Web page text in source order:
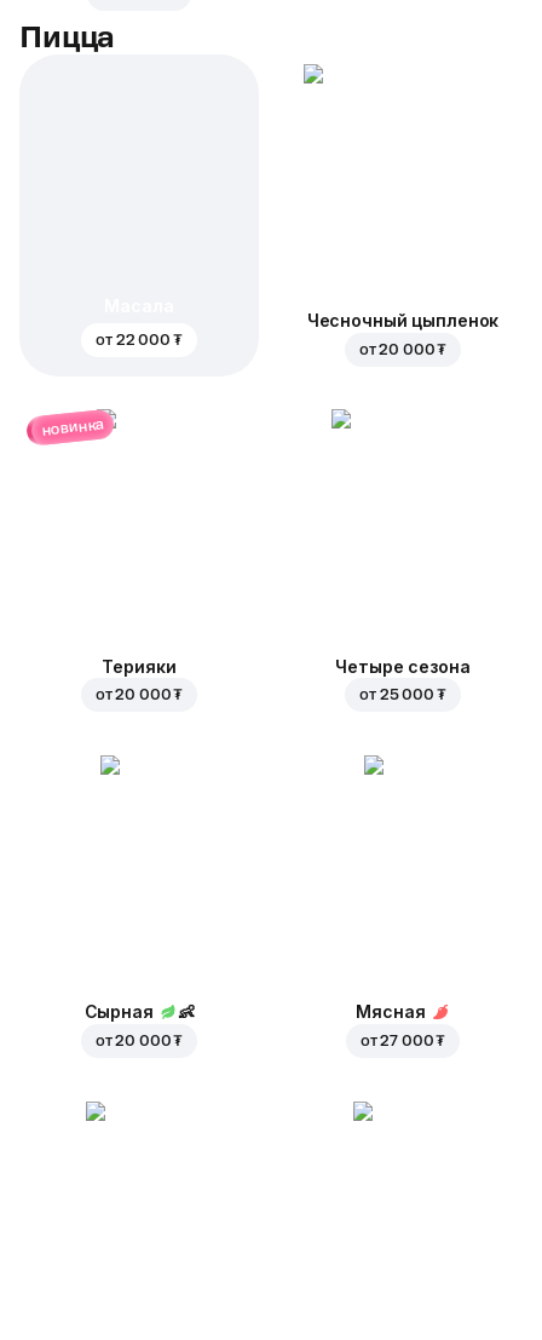
Пицца
от 22 000 ₮
Чесночный цыпленок
от20 000 ₮
новинка
Терияки
от20 000 ₮
Четыре сезона
от 25 000 ₮
Сырная 👶
от20 000 ₮
Мясная
от27 000 ₮